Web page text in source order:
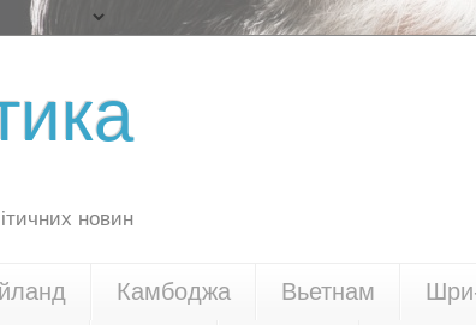
новин
Камбоджа Вьетнам